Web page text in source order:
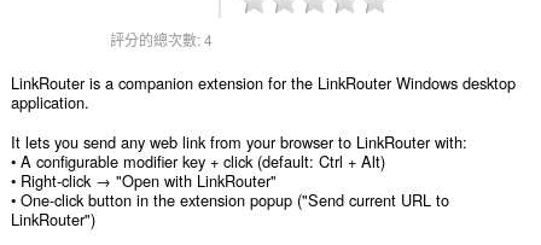
評分的總次數:4
LinkRouter is a companion extension for the LinkRouter Windows desktop
application.
It lets you send any web link from your browser to LinkRouter with:
• A configurable modifier key + click (default: Ctrl + Alt)
• Right-click → "Open with LinkRouter"
• One-click button in the extension popup ("Send current URL to
LinkRouter")